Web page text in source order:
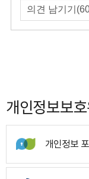
개인정보보
개인정보